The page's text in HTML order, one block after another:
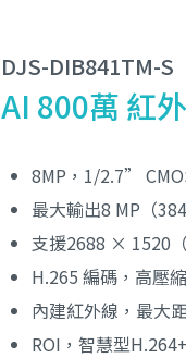
DJS-DIB841TM-S
AI 800萬 紅
8MP，1/2.7”
最大輸出8 MP（
支援2688 × 1520
H.265 編碼，高壓
內建紅外線，最大
ROI，智慧型